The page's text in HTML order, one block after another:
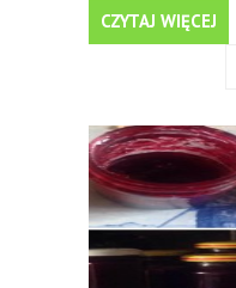
CZYTAJ WIĘCEJ